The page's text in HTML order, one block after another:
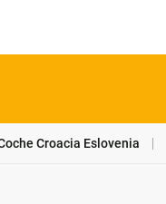
Croacia Eslovenia